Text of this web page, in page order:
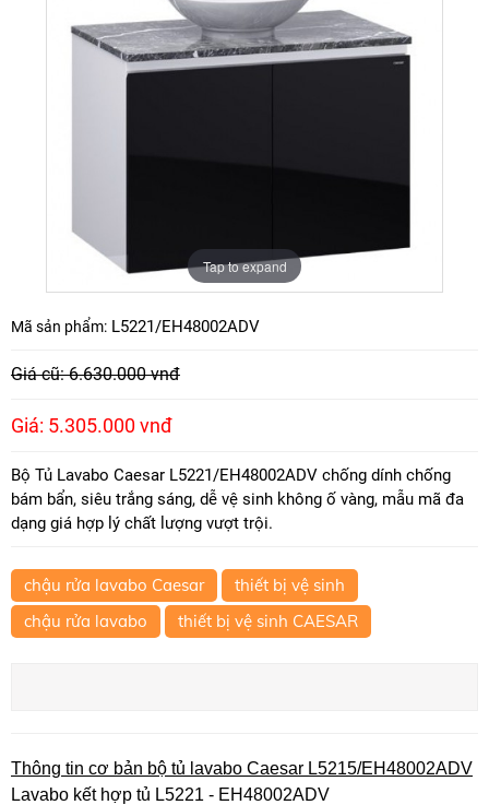
Tap to expand
Mã sản phẩm: L5221/EH48002ADV
Giá cũ: 6.630.000 vnđ
Giá: 5.305.000 vnđ
Bộ Tủ Lavabo Caesar L5221/EH48002ADV chống dính chống
bám bẩn, siêu trắng sáng, dễ vệ sinh không ố vàng, mẫu mã đa
dạng giá hợp lý chất lượng vượt trội.
chậu rửa lavabo Caesar
thiết bị vệ sinh
chậu rửa lavabo
thiết bị vệ sinh CAESAR
Thông tin cơ bản bộ tủ lavabo Caesar L5215/EH48002ADV
Lavabo kết hợp tủ L5221 - EH48002ADV